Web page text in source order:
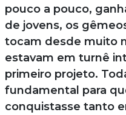
pouco a pouco,
de jovens, os
tocam desde muito
estavam em turnê
primeiro projeto.
fundamental para
conquistasse tanto